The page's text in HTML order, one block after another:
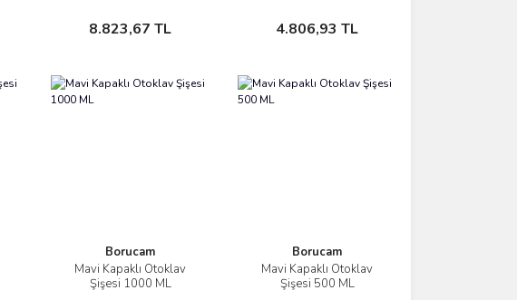
8.823,67 TL
Sepete Ekle 4.806,93 TL
Sepete Ekle
Borucam
Mavi Kapaklı Otoklav
Şişesi 1000 ML
İncele
Borucam
Mavi Kapaklı Otoklav
Şişesi 500 ML
İncele